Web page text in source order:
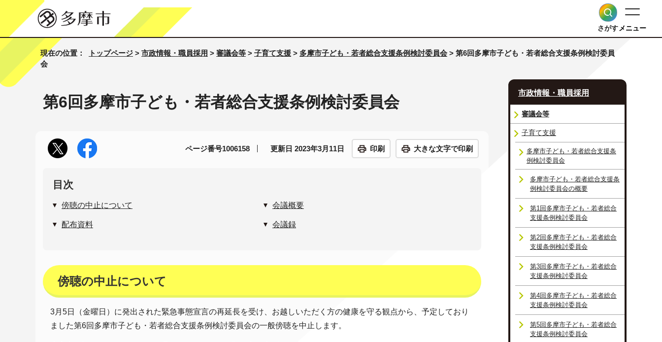
さがすメニュー
現在の位置： トップページ > 市政情報・職員採用 > 審議会等 > 子育て支援 > 多摩市子ども・若者総合支援条例検討委員会 > 第6回多摩市子ども・若者総合支援条例検討委員
会
第6回多摩市子ども・若者総合支援条例検討委員会
ページ番号1006158 更新日 2023年3月11日 印刷 大きな文字で印刷
目次
傍聴の中止について 会議概要
配布資料 会議録
傍聴の中止について
3月5日（金曜日）に発出された緊急事態宣言の再延長を受け、お越しいただく方の健康を守る観点から、予定しており
ました第6回多摩市子ども・若者総合支援条例検討委員会の一般傍聴を中止します。
市政情報・職員採用
審議会等
子育て支援
多摩市子ども・若者総合支援条
例検討委員会
多摩市子ども・若者総合支援条
例検討委員会の概要
第1回多摩市子ども・若者総合
支援条例検討委員会
第2回多摩市子ども・若者総合
支援条例検討委員会
第3回多摩市子ども・若者総合
支援条例検討委員会
第4回多摩市子ども・若者総合
支援条例検討委員会
第5回多摩市子ども・若者総合
支援条例検討委員会